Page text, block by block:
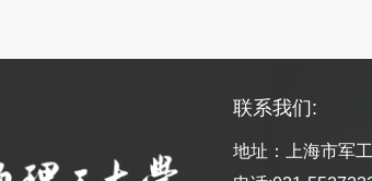
联系我们:
地址：上海市军